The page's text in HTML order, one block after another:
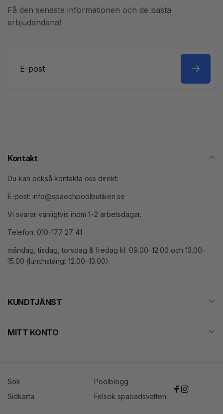
Få den senaste informationen och de bästa
erbjudandena!
Kontakt
Du kan också kontakta oss direkt:
E-post: info@spaochpoolbutiken.se
Vi svarar vanligtvis inom 1–2 arbetsdagar.
Telefon: 010-177 27 41
måndag, tisdag, torsdag & fredag kl. 09.00–12.00 och 13.00–
15.00 (lunchstängt 12.00–13.00).
KUNDTJÄNST
MITT KONTO
Sök
Poolblogg
Sidkarta
Felsök spabadsvatten Facebook
Instagram